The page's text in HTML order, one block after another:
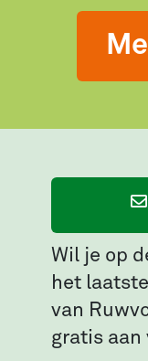
Wil je op
het
van
gratis aan